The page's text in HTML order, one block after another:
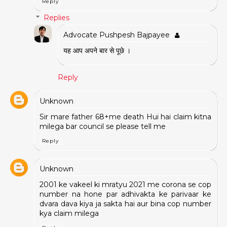
Replies
Advocate Pushpesh Bajpayee
यह आप अपने बार से पूछे ।
Reply
Unknown
Sir mare father 68+me death Hui hai claim kitna
milega bar council se please tell me
Reply
Unknown
2001 ke vakeel ki mratyu 2021 me corona se cop
number na hone par adhivakta ke parivaar ke
dvara dava kiya ja sakta hai aur bina cop number
kya claim milega